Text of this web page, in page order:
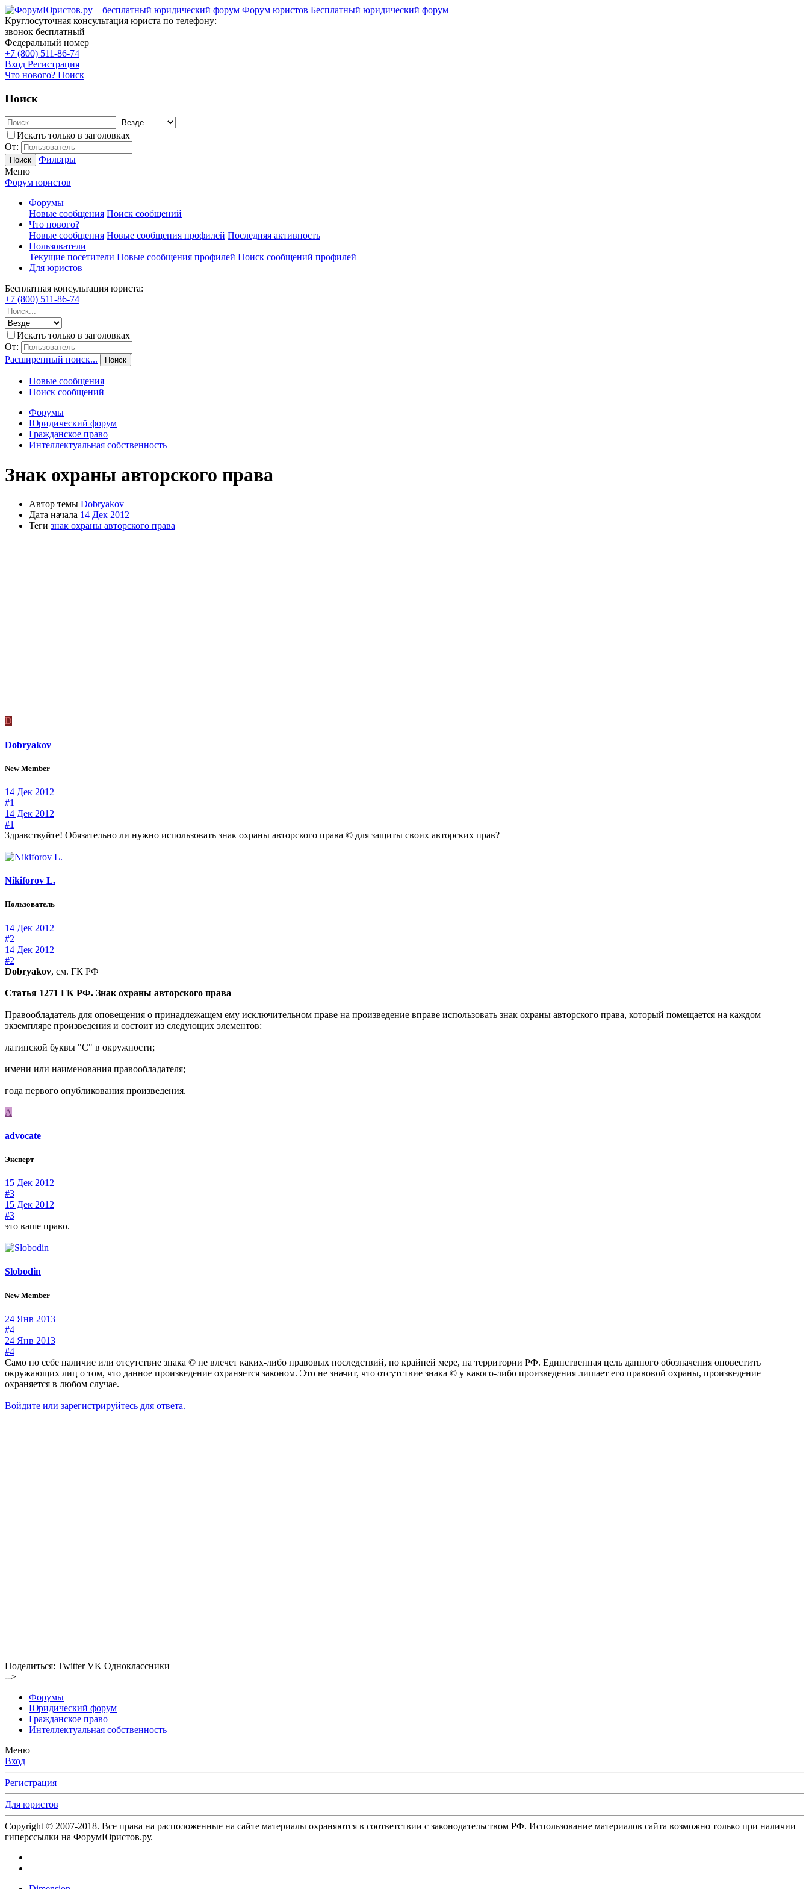
Форум юристов Бесплатный юридический форум
Круглосуточная консультация юриста по телефону:
звонок бесплатный
Федеральный номер
+7 (800) 511-86-74
Вход Регистрация
Что нового? Поиск
Поиск
Искать только в заголовках
От:
Поиск
Фильтры
Меню
Форум юристов
Форумы
Новые сообщения Поиск сообщений
Что нового?
Новые сообщения Новые сообщения профилей Последняя активность
Пользователи
Текущие посетители Новые сообщения профилей Поиск сообщений профилей
Для юристов
Бесплатная консультация юриста:
+7 (800) 511-86-74
Искать только в заголовках
От:
Расширенный поиск...
Поиск
Новые сообщения
Поиск сообщений
Форумы
Юридический форум
Гражданское право
Интеллектуальная собственность
Знак охраны авторского права
Автор темы Dobryakov
Дата начала 14 Дек 2012
Теги знак охраны авторского права
D
Dobryakov
New Member
14 Дек 2012
#1
14 Дек 2012
#1
Здравствуйте! Обязательно ли нужно использовать знак охраны авторского права © для защиты своих авторских прав?
Nikiforov L.
Пользователь
14 Дек 2012
#2
14 Дек 2012
#2
Dobryakov, см. ГК РФ
Статья 1271 ГК РФ. Знак охраны авторского права
Правообладатель для оповещения о принадлежащем ему исключительном праве на произведение вправе использовать знак охраны авторского права, который помещается на каждом
экземпляре произведения и состоит из следующих элементов:
латинской буквы "C" в окружности;
имени или наименования правообладателя;
года первого опубликования произведения.
A
advocate
Эксперт
15 Дек 2012
#3
15 Дек 2012
#3
это ваше право.
Slobodin
New Member
24 Янв 2013
#4
24 Янв 2013
#4
Cамо по себе наличие или отсутствие знака © не влечет каких-либо правовых последствий, по крайней мере, на территории РФ. Единственная цель данного обозначения оповестить
окружающих лиц о том, что данное произведение охраняется законом. Это не значит, что отсутствие знака © у какого-либо произведения лишает его правовой охраны, произведение
охраняется в любом случае.
Войдите или зарегистрируйтесь для ответа.
Поделиться: Twitter VK Одноклассники
-->
Форумы
Юридический форум
Гражданское право
Интеллектуальная собственность
Меню
Вход
Регистрация
Для юристов
Copyright © 2007-2018. Все права на расположенные на сайте материалы охраняются в соответствии с законодательством РФ. Использование материалов сайта возможно только при наличии
гиперссылки на ФорумЮристов.ру.